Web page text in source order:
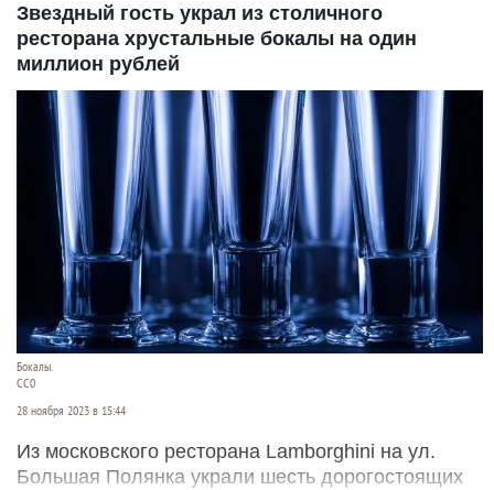
Звездный гость украл из столичного
ресторана хрустальные бокалы на один
миллион рублей
Бокалы.
СС0
28 ноября 2023 в 15:44
Из московского ресторана Lamborghini на ул.
Большая Полянка украли шесть дорогостоящих